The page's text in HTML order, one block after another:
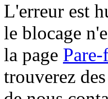
L'erreur est
le blocage
la page
trouverez